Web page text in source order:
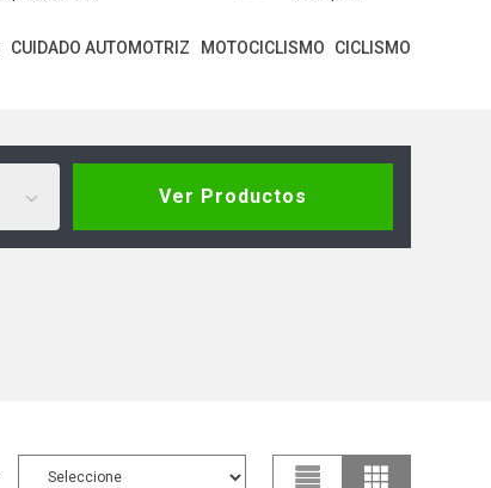
CUIDADO AUTOMOTRIZ MOTOCICLISMO CICLISMO
Ver Productos